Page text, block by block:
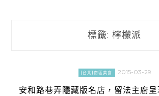
標籤: 檸檬派
[台北]南區美食 2015-03-29
安和路巷弄隱藏版名店，留法主廚